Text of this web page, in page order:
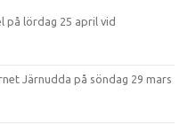
på lördag 25 april vid
Järnudda på söndag 29 mars